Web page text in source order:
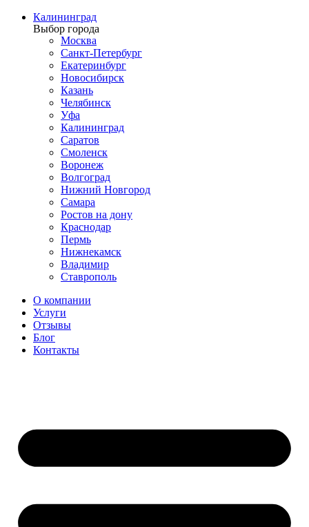
Калининград
Выбор города
Москва
Санкт-Петербург
Екатеринбург
Новосибирск
Казань
Челябинск
Уфа
Калининград
Саратов
Смоленск
Воронеж
Волгоград
Нижний Новгород
Самара
Ростов на дону
Краснодар
Пермь
Нижнекамск
Владимир
Ставрополь
О компании
Услуги
Отзывы
Блог
Контакты